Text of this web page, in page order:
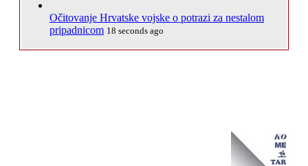
Očitovanje Hrvatske vojske o potrazi za nestalom
pripadnicom 18 seconds ago